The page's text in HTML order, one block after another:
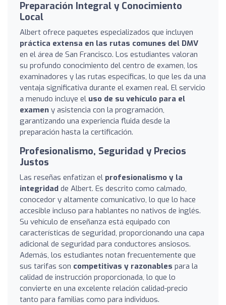
Preparación Integral y Conocimiento
Local
Albert ofrece paquetes especializados que incluyen
práctica extensa en las rutas comunes del DMV
en el área de San Francisco. Los estudiantes valoran
su profundo conocimiento del centro de examen, los
examinadores y las rutas específicas, lo que les da una
ventaja significativa durante el examen real. El servicio
a menudo incluye el uso de su vehículo para el
examen y asistencia con la programación,
garantizando una experiencia fluida desde la
preparación hasta la certificación.
Profesionalismo, Seguridad y Precios
Justos
Las reseñas enfatizan el profesionalismo y la
integridad de Albert. Es descrito como calmado,
conocedor y altamente comunicativo, lo que lo hace
accesible incluso para hablantes no nativos de inglés.
Su vehículo de enseñanza está equipado con
características de seguridad, proporcionando una capa
adicional de seguridad para conductores ansiosos.
Además, los estudiantes notan frecuentemente que
sus tarifas son competitivas y razonables para la
calidad de instrucción proporcionada, lo que lo
convierte en una excelente relación calidad-precio
tanto para familias como para individuos.